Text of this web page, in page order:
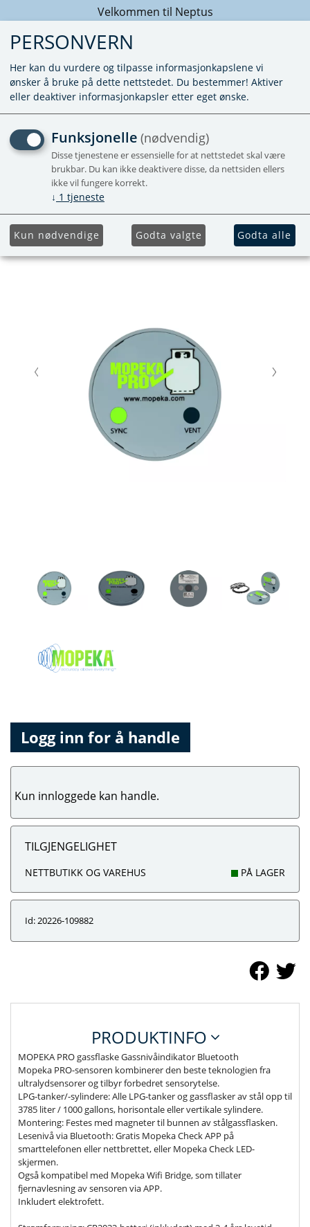
Velkommen til Neptus
MOPEKA PRO FOR
GASSFLASKER
BLUETOOTH LEVEL
SENSOR MED MAGNET
Logg inn for å handle
Kun innloggede kan handle.
TILGJENGELIGHET
NETTBUTIKK OG VAREHUS PÅ LAGER
Id: 20226-109882
PRODUKTINFO
MOPEKA PRO gassflaske Gassnivåindikator Bluetooth
Mopeka PRO-sensoren kombinerer den beste teknologien fra
ultralydsensorer og tilbyr forbedret sensorytelse.
LPG-tanker/-sylindere: Alle LPG-tanker og gassflasker av stål opp til
3785 liter / 1000 gallons, horisontale eller vertikale sylindere.
Montering: Festes med magneter til bunnen av stålgassflasken.
Lesenivå via Bluetooth: Gratis Mopeka Check APP på
smarttelefonen eller nettbrettet, eller Mopeka Check LED-
skjermen.
Også kompatibel med Mopeka Wifi Bridge, som tillater
fjernavlesning av sensoren via APP.
Inkludert elektrofett.
PERSONVERN
Her kan du vurdere og tilpasse informasjonkapslene vi
ønsker å bruke på dette nettstedet. Du bestemmer! Aktiver
eller deaktiver informasjonkapsler etter eget ønske.
Funksjonelle (nødvendig)
Disse tjenestene er essensielle for at nettstedet skal være
brukbar. Du kan ikke deaktivere disse, da nettsiden ellers
ikke vil fungere korrekt.
↓ 1 tjeneste
Kun nødvendige Godta valgte Godta alle